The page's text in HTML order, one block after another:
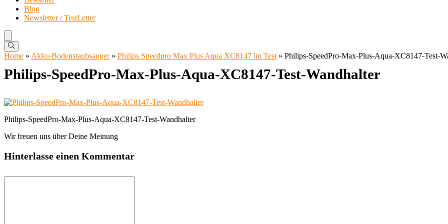
Blog
Newsletter / TestLetter
Home » Akku-Bodenstaubsauger» Philips Speedpro Max Plus Aqua XC8147 im Test » Philips-SpeedPro-Max-Plus-Aqua-XC8147-Test-
Philips-SpeedPro-Max-Plus-Aqua-XC8147-Test-Wandhalter
Philips-SpeedPro-Max-Plus-Aqua-XC8147-Test-Wandhalter
Wir freuen uns über Deine Meinung
Hinterlasse einen Kommentar